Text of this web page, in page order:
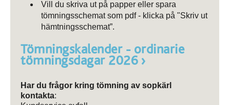
Vill du skriva ut på papper eller spara
tömningsschemat som pdf - klicka på "Skriv ut
hämtningsschemat”.
Tömningskalender - ordinarie
tömningsdagar 2026
Har du frågor kring tömning av sopkärl
kontakta: